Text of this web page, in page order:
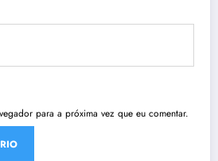
para a próxima vez que eu comentar.